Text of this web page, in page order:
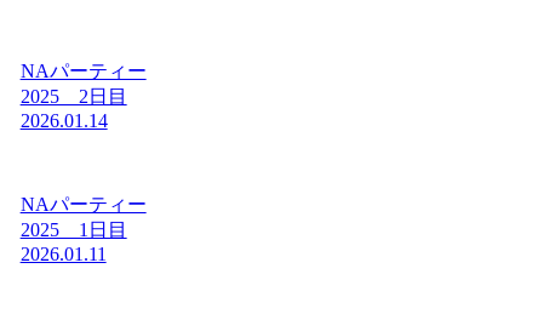
NAパーティー
2025 2日目
2026.01.14
NAパーティー
2025 1日目
2026.01.11